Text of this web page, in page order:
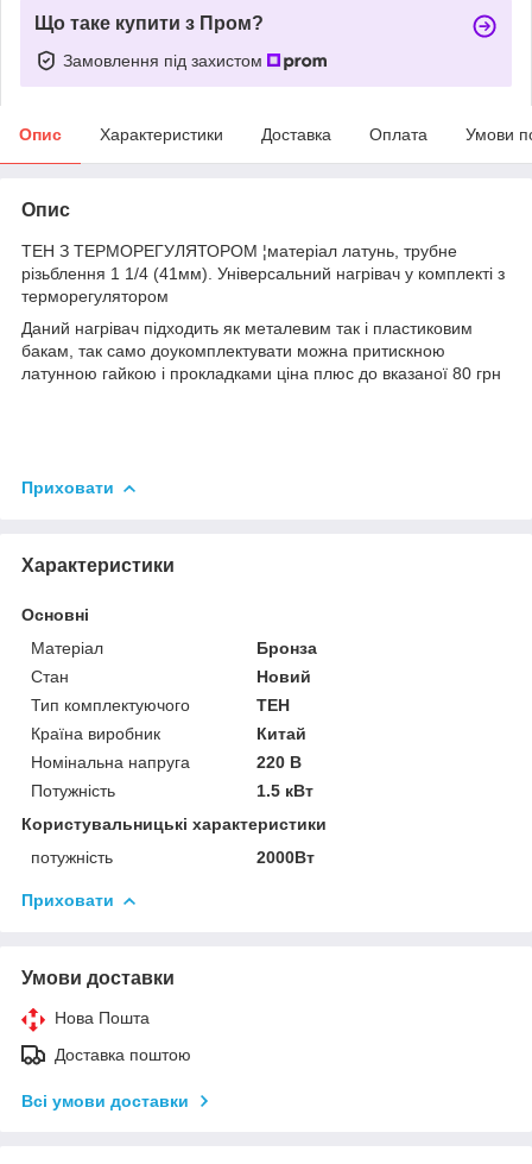
Що таке купити з Пром?
Замовлення під захистом
Опис Характеристики Доставка Оплата Умови
Опис
ТЕН З ТЕРМОРЕГУЛЯТОРОМ ¦матеріал латунь, трубне
різьблення 1 1/4 (41мм). Універсальний нагрівач у комплекті з
терморегулятором
Даний нагрівач підходить як металевим так і пластиковим
бакам, так само доукомплектувати можна притискною
латунною гайкою і прокладками ціна плюс до вказаної 80 грн
Приховати
Характеристики
Основні
Матеріал
Бронза
Стан
Новий
Тип комплектуючого
ТЕН
Країна виробник
Китай
Номінальна напруга
220 В
Потужність
1.5 кВт
Користувальницькі характеристики
потужність
2000Вт
Приховати
Умови доставки
Нова Пошта
Доставка поштою
Всі умови доставки